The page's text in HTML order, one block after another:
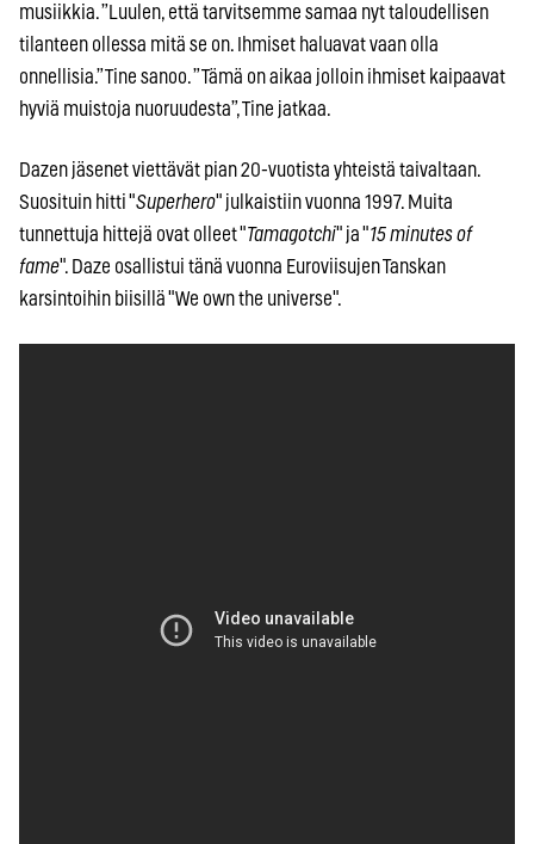
musiikkia. ”Luulen, että tarvitsemme samaa nyt taloudellisen
tilanteen ollessa mitä se on. Ihmiset haluavat vaan olla
onnellisia.” Tine sanoo. ”Tämä on aikaa jolloin ihmiset kaipaavat
hyviä muistoja nuoruudesta”, Tine jatkaa.
Dazen jäsenet viettävät pian 20-vuotista yhteistä taivaltaan.
Suosituin hitti "Superhero" julkaistiin vuonna 1997. Muita
tunnettuja hittejä ovat olleet "Tamagotchi" ja "15 minutes of
fame". Daze osallistui tänä vuonna Euroviisujen Tanskan
karsintoihin biisillä "We own the universe".